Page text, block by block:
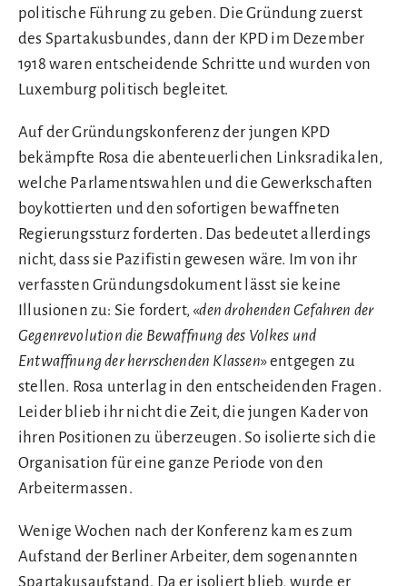
politische Führung zu geben. Die Gründung zuerst
des Spartakusbundes, dann der KPD im Dezember
1918 waren entscheidende Schritte und wurden von
Luxemburg politisch begleitet.
Auf der Gründungskonferenz der jungen KPD
bekämpfte Rosa die abenteuerlichen Linksradikalen,
welche Parlamentswahlen und die Gewerkschaften
boykottierten und den sofortigen bewaffneten
Regierungssturz forderten. Das bedeutet allerdings
nicht, dass sie Pazifistin gewesen wäre. Im von ihr
verfassten Gründungsdokument lässt sie keine
Illusionen zu: Sie fordert, «den drohenden Gefahren der
Gegenrevolution die Bewaffnung des Volkes und
Entwaffnung der herrschenden Klassen» entgegen zu
stellen. Rosa unterlag in den entscheidenden Fragen.
Leider blieb ihr nicht die Zeit, die jungen Kader von
ihren Positionen zu überzeugen. So isolierte sich die
Organisation für eine ganze Periode von den
Arbeitermassen.
Wenige Wochen nach der Konferenz kam es zum
Aufstand der Berliner Arbeiter, dem sogenannten
Spartakusaufstand. Da er isoliert blieb, wurde er